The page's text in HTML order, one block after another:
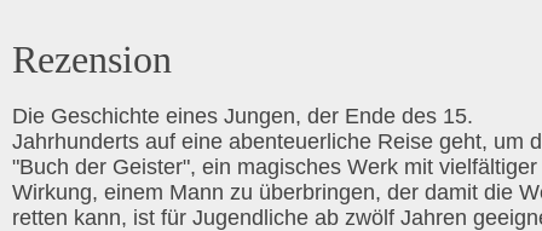
Rezension
Die Geschichte eines Jungen, der Ende des 15.
Jahrhunderts auf eine abenteuerliche Reise geht, um
"Buch der Geister", ein magisches Werk mit vielfältiger
Wirkung, einem Mann zu überbringen, der damit die
retten kann, ist für Jugendliche ab zwölf Jahren